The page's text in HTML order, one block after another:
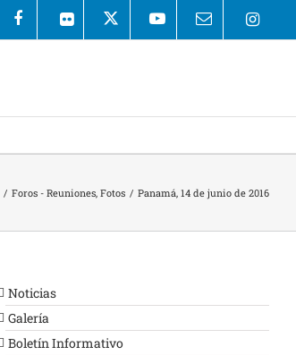
/ Foros - Reuniones, Fotos / Panamá, 14 de junio de 2016
Noticias
Galería
Boletín Informativo